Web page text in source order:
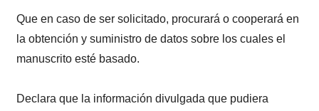
Que en caso de ser solicitado, procurará o cooperará en
la obtención y suministro de datos sobre los cuales el
manuscrito esté basado.
Declara que la información divulgada que pudiera